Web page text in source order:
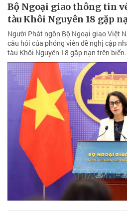
Bộ Ngoại giao thông tin
tàu Khôi Nguyên 18 gặp
Người Phát ngôn Bộ Ngoại giao Việt
câu hỏi của phóng viên đề nghị cập
tàu Khôi Nguyên 18 gặp nạn trên biển.